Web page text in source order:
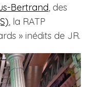
Bertrand, des
, la RATP
» inédits de JR.